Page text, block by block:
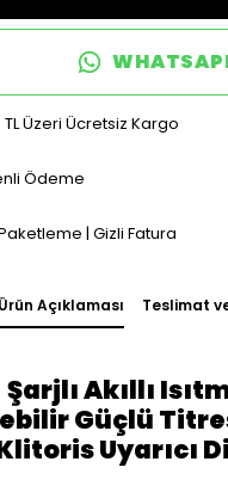
Üzeri Ücretsiz Kargo
Ödeme
| Gizli Fatura
Ürün Açıklaması Teslimat
Şarjlı Akıllı
Güçlü
Uyarıcı